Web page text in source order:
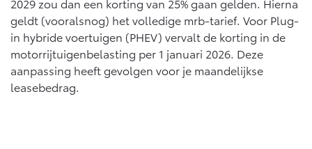
Vanaf € 37.995,- Vanaf € 49.995,-
MyToyota login
MyToyota App
Abonnementen
Multimedia
Connected check
geldt (vooralsnog) het volledige mrb-tarief. Voor Plug-
in hybride voertuigen (PHEV) vervalt de korting in de
motorrijtuigenbelasting per 1 januari 2026. Deze
aanpassing heeft gevolgen voor je maandelijkse
leasebedrag.